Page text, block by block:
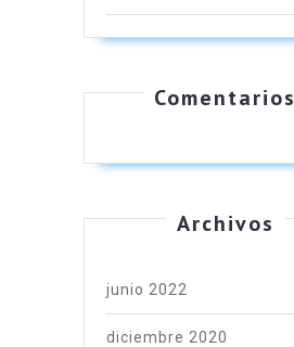
Comentarios
Archivos
junio 2022
diciembre 2020